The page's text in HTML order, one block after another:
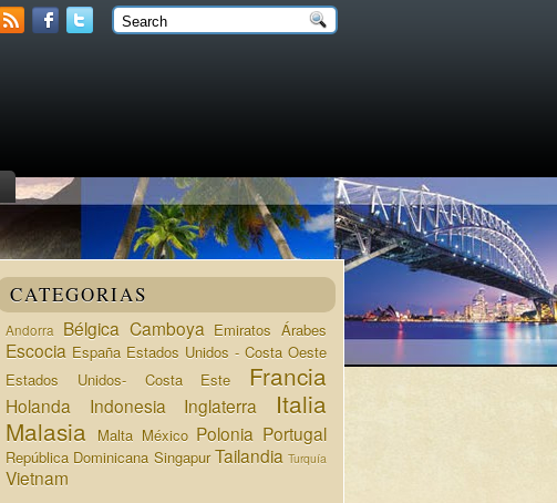
CATEGORIAS
Andorra Bélgica Camboya Emiratos Árabes
Escocia España Estados Unidos - Costa Oeste
Estados Unidos- Costa Este
Francia
Holanda Indonesia Inglaterra
Italia
Malasia
Malta México Polonia Portugal
República Dominicana Singapur Tailandia Turquía
Vietnam